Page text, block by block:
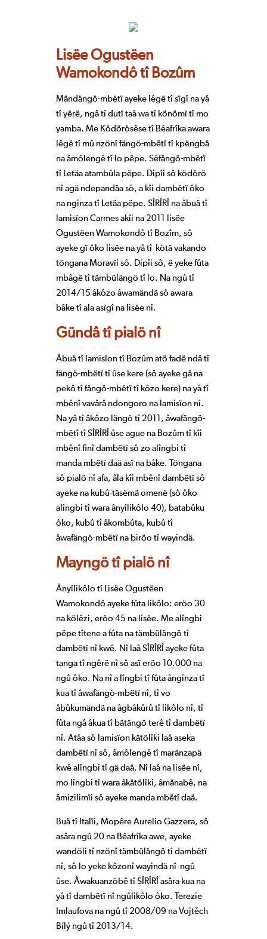
Lisëe Ogustëen
Wamokondô tî Bozûm
Mändängö-mbëtï ayeke lêgë tî sïgî na yâ
tî yërë, ngâ tî dutï taâ wa tî könömï tî mo
yamba. Me Ködörösêse tî Bêafrîka awara
lêgë tî mû nzönî fängö-mbëtï tî kpëngbä
na âmôlengê tî lo pëpe. Sêfängö-mbëtï
tî Letäa atambûla pëpe. Dipîi sô ködörö
nî agä ndepandäa sô, a kîi dambëtï ôko
na nginza tî Letäa pëpe. SÎRÎRÎ na âbuä tî
lamisïon Carmes akîi na 2011 lisëe
Ogustëen Wamokondô tî Bozîm, sô
ayeke gï ôko lisëe na yâ tî kötä vakando
töngana Moravïi sô. Dipîi sô, ë yeke fûta
mbâgë tî tämbülängö tî lo. Na ngû tî
2014/15 âkôzo âwamändä sô awara
bâke tî ala asïgî na lisëe nî.
Gündâ tî pialö nî
Âbuä tî lamisïon tî Bozûm atö fadë ndâ tî
fängö-mbëtï tî ûse kere (sô ayeke gä na
pekô tî fängö-mbëtï tî kôzo kere) na yâ tî
mbênî vavârâ ndongoro na lamisïon nî.
Na yâ tî âkôzo längö tî 2011, âwafängö-
mbëtî tî SÎRÎRÎ ûse ague na Bozûm tî kîi
mbênî finî dambëtï sô zo alîngbi tî
manda mbëtï daä asï na bâke. Töngana
sô pialö nî afa, âla kîi mbênî dambëtï sô
ayeke na kubû-täsëmä omenë (sô ôko
alîngbi tî wara ânyîlikôlo 40), batabûku
ôko, kubû tî âkombûta, kubû tî
âwafängö-mbëtï na biröo tî wayindä.
Mayngö tî pialö nî
Ânyîlikôlo tî Lisëe Ogustëen
Wamokondô ayeke fûta likôlo: eröo 30
na kölêzi, eröo 45 na lisëe. Me alîngbi
pëpe tîtene a fûta na tämbülängö tî
dambëtï nî kwê. Nî laâ SÎRÎRÎ ayeke fûta
tanga tî ngêrë nî sô asï eröo 10.000 na
ngû ôko. Na nî a lîngbi tî fûta ânginza tî
kua tî âwafängö-mbëtï nî, tî vo
âbûkumändä na âgbâkûrû tî likôlo nî, tî
fûta ngâ âkua tî bätängö terê tî dambëtï
nî. Atâa sô lamisïon kätölîki laâ aseka
dambëtï nî sô, âmôlengê tî maränzapä
kwê alîngbi tî gä daä. Nî laâ na lisëe nî,
mo lîngbi tî wara âkätölîki, âmänabê, na
âmizilimïi sô ayeke manda mbëtî daä.
Buä tî Italïi, Mopêre Aurelio Gazzera, sô
asâra ngû 20 na Bêafrîka awe, ayeke
wandöli tî nzönî tämbülängö tî dambëtï
nî, sô lo yeke kôzonî wayindä nî ngû
ûse. Âwakuanzöbê tî SÎRÎRÎ asâra kua na
yâ tî dambëtï nî ngûlikôlo ôko. Terezie
Imlaufova na ngû tî 2008/09 na Vojtěch
Bílý ngû tî 2013/14.